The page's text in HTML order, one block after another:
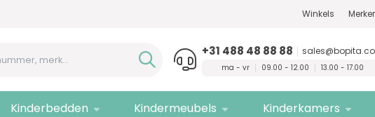
kwaliteitsmerken
Winkels
+31 488 48 88 88
ma - vr 09.00 - 12.00 13.00 - 17.00
Kinderbedden Kindermeubels Kinderkamers